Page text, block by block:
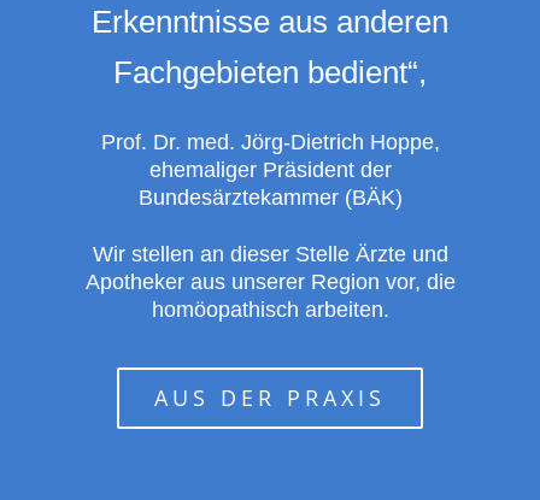
Erkenntnisse aus anderen
Fachgebieten bedient“,
Prof. Dr. med. Jörg-Dietrich Hoppe,
ehemaliger Präsident der
Bundesärztekammer (BÄK)
Wir stellen an dieser Stelle Ärzte und
Apotheker aus unserer Region vor, die
homöopathisch arbeiten.
AUS DER PRAXIS